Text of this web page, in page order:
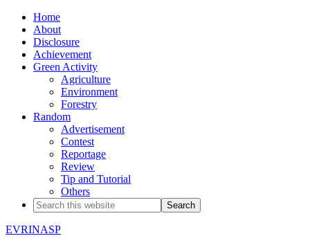
Home
About
Disclosure
Achievement
Green Activity
Agriculture
Environment
Forestry
Random
Advertisement
Contest
Reportage
Review
Tip and Tutorial
Others
EVRINASP